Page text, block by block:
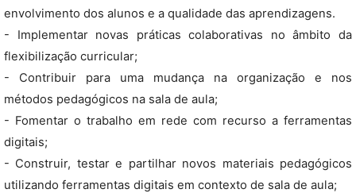
envolvimento dos alunos e a qualidade das aprendizagens.
- Implementar novas práticas colaborativas no âmbito da
flexibilização curricular;
- Contribuir para uma mudança na organização e nos
métodos pedagógicos na sala de aula;
- Fomentar o trabalho em rede com recurso a ferramentas
digitais;
- Construir, testar e partilhar novos materiais pedagógicos
utilizando ferramentas digitais em contexto de sala de aula;